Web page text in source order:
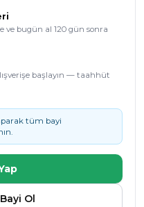
ve bugün al 120 gün sonra
başlayın — taahhüt
tüm bayi
Ol